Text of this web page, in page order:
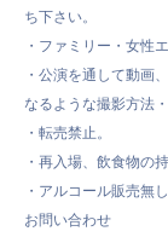
ち下さい。
・ファミリー・女性
・公演を通して動画
なるような撮影方法
・転売禁止。
・再入場、飲食物の
・アルコール販売無
お問い合わせ